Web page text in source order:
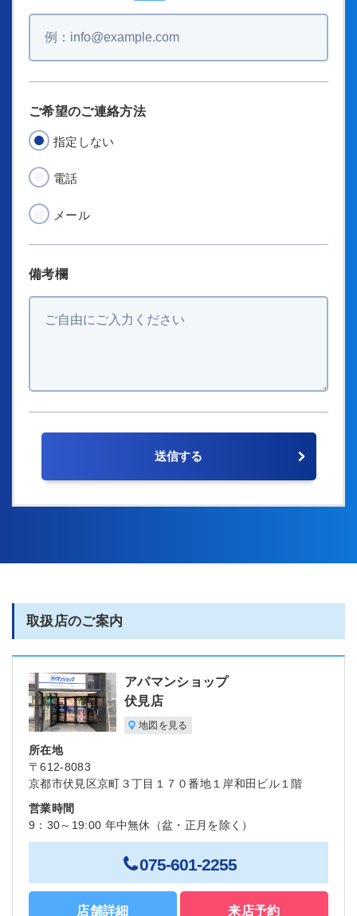
取扱店のご案内
アパマンショップ
伏見店
地図を見る
所在地
〒612-8083
京都市伏見区京町３丁目１７０番地１岸和田ビル１階
営業時間
9：30～19:00 年中無休（盆・正月を除く）
075-601-2255
店舗詳細 来店予約